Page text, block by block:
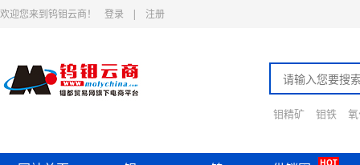
欢迎您来到钨钼云商！ 登录 | 注册
钼精矿 钼铁
HOT